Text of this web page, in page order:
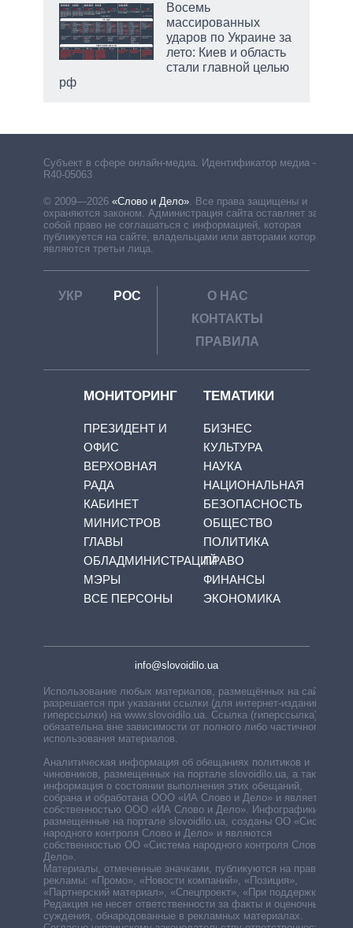
Восемь
массированных
ударов по Украине за
лето: Киев и область
стали главной целью
рф
Субъект в сфере онлайн-медиа. Идентификатор медиа –
R40-05063
© 2009—2026 «Слово и Дело». Все права защищены и
охраняются законом. Администрация сайта оставляет за
собой право не соглашаться с информацией, которая
публикуется на сайте, владельцами или авторами которой
являются третьи лица.
УКР РОС
О НАС
КОНТАКТЫ
ПРАВИЛА
МОНИТОРИНГ
ПРЕЗИДЕНТ И
ОФИС
ВЕРХОВНАЯ
РАДА
КАБИНЕТ
МИНИСТРОВ
ГЛАВЫ
ОБЛАДМИНИСТРАЦИЙ
МЭРЫ
ВСЕ ПЕРСОНЫ
ТЕМАТИКИ
БИЗНЕС
КУЛЬТУРА
НАУКА
НАЦИОНАЛЬНАЯ
БЕЗОПАСНОСТЬ
ОБЩЕСТВО
ПОЛИТИКА
ПРАВО
ФИНАНСЫ
ЭКОНОМИКА
info@slovoidilo.ua
Использование любых материалов, размещённых на сайте,
разрешается при указании ссылки (для интернет-изданий —
гиперссылки) на www.slovoidilo.ua. Ссылка (гиперссылка)
обязательна вне зависимости от полного либо частичного
использования материалов.
Аналитическая информация об обещаниях политиков и
чиновников, размещенных на портале slovoidilo.ua, а также
информация о состоянии выполнения этих обещаний,
собрана и обработана ООО «ИА Слово и Дело» и является
собственностью ООО «ИА Слово и Дело». Инфографики,
размещенные на портале slovoidilo.ua, созданы ОО «Система
народного контроля Слово и Дело» и являются
собственностью ОО «Система народного контроля Слово и
Дело».
Материалы, отмеченные значками, публикуются на правах
рекламы: «Промо», «Новости компаний», «Позиция»,
«Партнерский материал», «Спецпроект», «При поддержке».
Редакция не несет ответственности за факты и оценочные
суждения, обнародованные в рекламных материалах.